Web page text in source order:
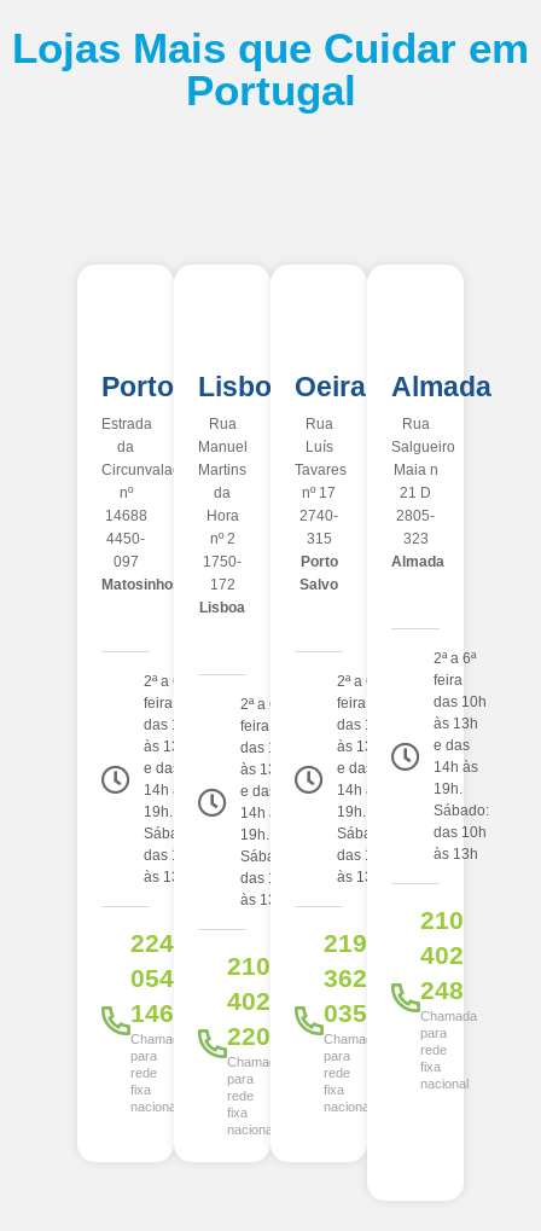
Lojas Mais que Cuidar em
Portugal
Porto
Estrada
da
Circunvalação
nº
14688
4450-
097
Matosinhos
2ª a 6ª
feira
das 10h
às 13h
e das
14h às
19h.
Sábado:
das 10h
às 13h
224
054
146
Chamada
para
rede
fixa
nacional
Lisboa
Rua
Manuel
Martins
da
Hora
nº 2
1750-
172
Lisboa
2ª a 6ª
feira
das 10h
às 13h
e das
14h às
19h.
Sábado:
das 10h
às 13h
210
402
220
Chamada
para
rede
fixa
nacional
Oeiras
Rua
Luís
Tavares
nº 17
2740-
315
Porto
Salvo
2ª a 6ª
feira
das 10h
às 13h
e das
14h às
19h.
Sábado:
das 10h
às 13h
219
362
035
Chamada
para
rede
fixa
nacional
Almada
Rua
Salgueiro
Maia n
21 D
2805-
323
Almada
2ª a 6ª
feira
das 10h
às 13h
e das
14h às
19h.
Sábado:
das 10h
às 13h
210
402
248
Chamada
para
rede
fixa
nacional